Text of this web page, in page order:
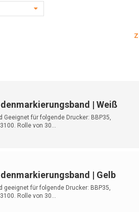
| Weiß
Geeignet für folgende Drucker: BBP35,
Rolle von 30...
| Gelb
geeignet für folgende Drucker: BBP35,
Rolle von 30...